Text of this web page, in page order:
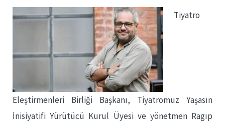
Tiyatro
Eleştirmenleri Birliği Başkanı, Tiyatromuz Yaşasın
İnisiyatifi Yürütücü Kurul Üyesi ve yönetmen Ragıp